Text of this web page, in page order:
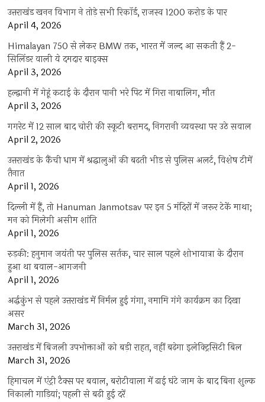
उत्तराखंड खनन विभाग ने तोड़े सभी रिकॉर्ड, राजस्व 1200 करोड़ के पार
April 4, 2026
Himalayan 750 से लेकर BMW तक, भारत में जल्द आ सकती हैं 2-
सिलिंडर वाली ये दमदार बाइक्स
April 3, 2026
हल्द्वानी में गेहूं कटाई के दौरान पानी भरे पिट में गिरा नाबालिग, मौत
April 3, 2026
गगरेट में 12 साल बाद चोरी की स्कूटी बरामद, निगरानी व्यवस्था पर उठे सवाल
April 2, 2026
उत्तराखंड के कैंची धाम में श्रद्धालुओं की बढ़ती भीड़ से पुलिस अलर्ट, विशेष टीमें
तैनात
April 1, 2026
दिल्ली में हैं, तो Hanuman Janmotsav पर इन 5 मंदिरों में जरूर टेकें माथा;
मन को मिलेगी असीम शांति
April 1, 2026
रुड़की: हनुमान जयंती पर पुलिस सर्तक, चार साल पहले शोभायात्रा के दौरान
हुआ था बवाल-आगजनी
April 1, 2026
अर्द्धकुंभ से पहले उत्तराखंड में निर्मल हुई गंगा, नमामि गंगे कार्यक्रम का दिखा
असर
March 31, 2026
उत्तराखंड में बिजली उपभोक्ताओं को बड़ी राहत, नहीं बढ़ेगा इलेक्ट्रिसिटी बिल
March 31, 2026
हिमाचल में एंट्री टैक्स पर बवाल, बरोटीवाला में ढाई घंटे जाम के बाद बिना शुल्क
निकाली गाड़ियां; पहली से बढ़ी हुई दरें